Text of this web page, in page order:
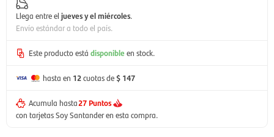
Llega entre el jueves y el miércoles.
Envío estándar a todo el país.
Este producto está disponible en stock.
hasta en 12cuotas de$ 147
Acumula hasta27 Puntos
con tarjetas Soy Santander en esta compra.